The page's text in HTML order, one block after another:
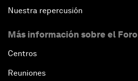
Nuestra repercusión
Más información sobre el Foro
Centros
Reuniones